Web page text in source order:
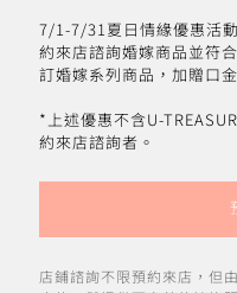
7/1-7/31夏日情緣優惠活
約來店諮詢婚嫁商品並符
訂婚嫁系列商品，加贈口
*上述優惠不含U-
約來店諮詢者。
店鋪諮詢不限預約來店，但